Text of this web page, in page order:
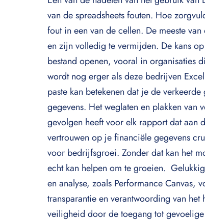
van de spreadsheets fouten. Hoe
fout in een van de cellen. De meeste
en zijn volledig te vermijden. De kans
bestand openen, vooral in organisaties
wordt nog erger als deze bedrijven
paste kan betekenen dat je de
gegevens. Het weglaten en plakken
gevolgen heeft voor elk rapport dat aan
vertrouwen op je financiële gegevens
voor bedrijfsgroei. Zonder dat kan het
echt kan helpen om te groeien.
en analyse, zoals Performance Canvas,
transparantie en verantwoording van
veiligheid door de toegang tot